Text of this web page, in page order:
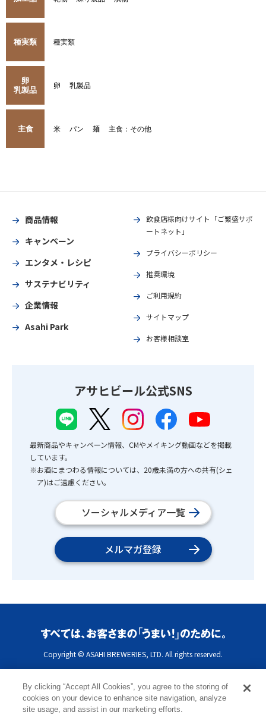
種実類 種実類
卵
乳製品
卵 乳製品
主食 米 パン 麺 主食：その他
商品情報
キャンペーン
エンタメ・レシピ
サステナビリティ
企業情報
Asahi Park
飲食店様向けサイト「ご繁盛サポ
ートネット」
プライバシーポリシー
推奨環境
ご利用規約
サイトマップ
お客様相談室
アサヒビール公式SNS
最新商品やキャンペーン情報、CMやメイキング動画などを掲載
しています。
※お酒にまつわる情報については、20歳未満の方への共有(シェ
ア)はご遠慮ください。
ソーシャルメディア一覧
メルマガ登録
Copyright © ASAHI BREWERIES, LTD. All rights reserved.
By clicking “Accept All Cookies”, you agree to the storing of
cookies on your device to enhance site navigation, analyze
site usage, and assist in our marketing efforts.